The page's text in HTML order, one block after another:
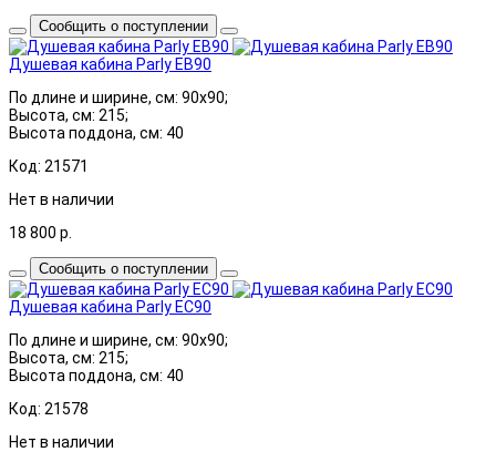
Сообщить о поступлении
Душевая кабина Parly EB90
По длине и ширине, см: 90x90;
Высота, см: 215;
Высота поддона, см: 40
Код: 21571
Нет в наличии
18 800 р.
Сообщить о поступлении
Душевая кабина Parly EC90
По длине и ширине, см: 90x90;
Высота, см: 215;
Высота поддона, см: 40
Код: 21578
Нет в наличии